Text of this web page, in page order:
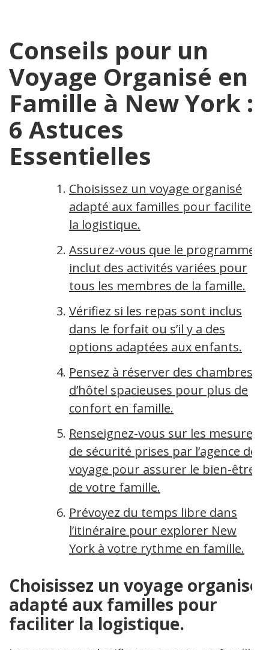
Conseils pour un
Voyage Organisé en
Famille à New York :
6 Astuces
Essentielles
Choisissez un voyage organisé
adapté aux familles pour faciliter
la logistique.
Assurez-vous que le programme
inclut des activités variées pour
tous les membres de la famille.
Vérifiez si les repas sont inclus
dans le forfait ou s’il y a des
options adaptées aux enfants.
Pensez à réserver des chambres
d’hôtel spacieuses pour plus de
confort en famille.
Renseignez-vous sur les mesures
de sécurité prises par l’agence de
voyage pour assurer le bien-être
de votre famille.
Prévoyez du temps libre dans
l’itinéraire pour explorer New
York à votre rythme en famille.
Choisissez un voyage organisé
adapté aux familles pour
faciliter la logistique.